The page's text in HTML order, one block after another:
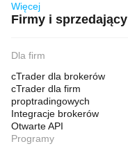
Więcej
Firmy i sprzedający
Dla firm
cTrader dla brokerów
cTrader dla firm
proptradingowych
Integracje brokerów
Otwarte API
Programy